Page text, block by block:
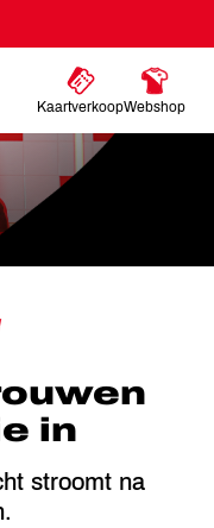
KaartverkoopWebshop
GAAT EREDIVISIE IN
in
stroomt na